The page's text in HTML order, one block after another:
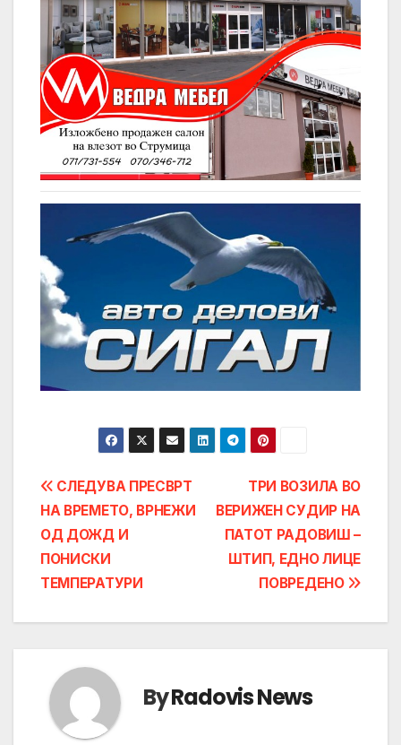
Post
navigation
ТРИ ВОЗИЛА ВО
ВЕРИЖЕН СУДИР НА
ПАТОТ РАДОВИШ –
ШТИП, ЕДНО ЛИЦЕ
ПОВРЕДЕНО
СЛЕДУВА ПРЕСВРТ
НА ВРЕМЕТО, ВРНЕЖИ
ОД ДОЖД И
ПОНИСКИ
ТЕМПЕРАТУРИ
ByRadovis News